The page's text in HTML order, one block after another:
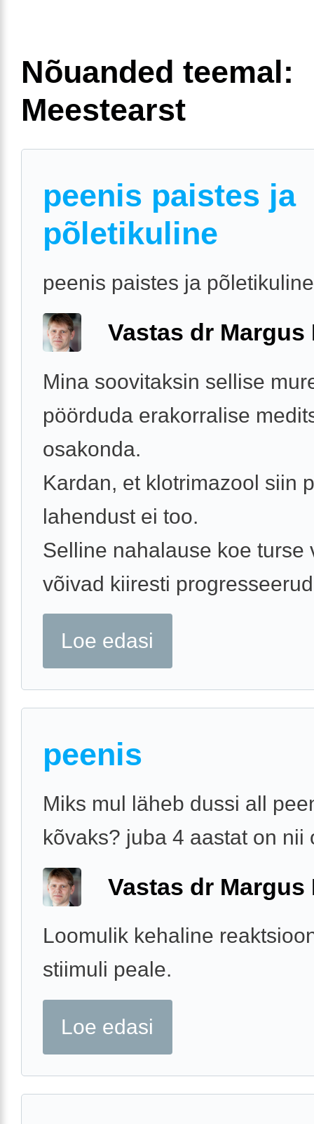
Nõuanded teemal:
Meestearst
peenis paistes ja
põletikuline
peenis paistes ja
Vastas dr Margus
Mina soovitaksin sellise
pöörduda erakorralise
osakonda.
Kardan, et klotrimazool siin
lahendust ei too.
Selline nahalause koe turse
võivad kiiresti
Loe edasi
peenis
Miks mul läheb dussi all
kõvaks? juba 4 aastat on nii
Vastas dr Margus
Loomulik kehaline
stiimuli peale.
Loe edasi